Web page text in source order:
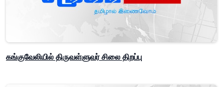
கங்குவேலியில் திருவள்ளுவர் சிலை திறப்பு